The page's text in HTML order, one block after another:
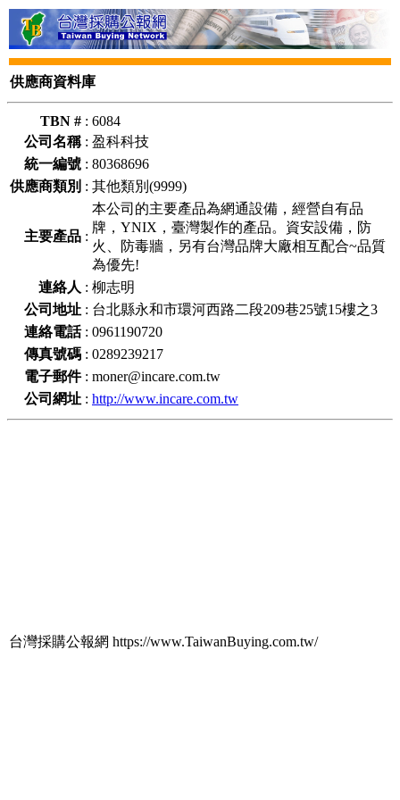
供應商資料庫
TBN # : 6084
公司名稱: 盈科科技
統一編號 : 80368696
供應商類別 : 其他類別(9999)
主要產品 :
本公司的主要產品為網通設備，經營自有品
牌，YNIX，臺灣製作的產品。資安設備，防
火、防毒牆，另有台灣品牌大廠相互配合~品質
為優先!
連絡人 : 柳志明
公司地址 : 台北縣永和市環河西路二段209巷25號15樓之3
連絡電話: 0961190720
傳真號碼 : 0289239217
電子郵件: moner@incare.com.tw
公司網址 : http://www.incare.com.tw
台灣採購公報網 https://www.TaiwanBuying.com.tw/